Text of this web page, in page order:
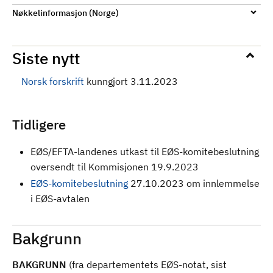
Nøkkelinformasjon (Norge)
Siste nytt
Norsk forskrift kunngjort 3.11.2023
Tidligere
EØS/EFTA-landenes utkast til EØS-komitebeslutning
oversendt til Kommisjonen 19.9.2023
EØS-komitebeslutning 27.10.2023 om innlemmelse
i EØS-avtalen
Bakgrunn
BAKGRUNN (fra departementets EØS-notat, sist